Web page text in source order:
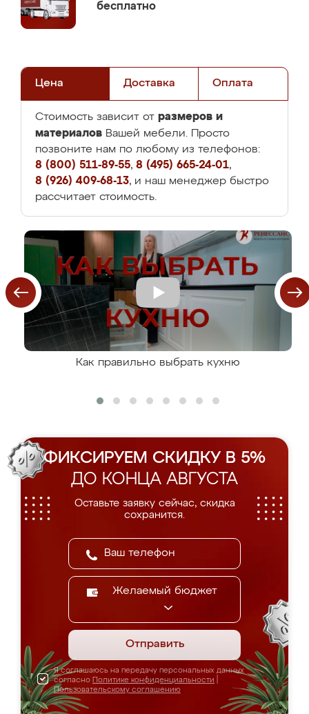
бесплатно
Цена Доставка Оплата
Стоимость зависит от размеров и
материалов Вашей мебели. Просто
позвоните нам по любому из телефонов:
8 (800) 511-89-55, 8 (495) 665-24-01,
8 (926) 409-68-13, и наш менеджер быстро
рассчитает стоимость.
Как правильно выбрать кухню
ФИКСИРУЕМ СКИДКУ В 5%
ДО КОНЦА АВГУСТА
Оставьте заявку сейчас, скидка
сохранится.
Желаемый бюджет
Отправить
Я соглашаюсь на передачу персональных данных
согласно Политике конфиденциальности
Пользовательскому соглашению